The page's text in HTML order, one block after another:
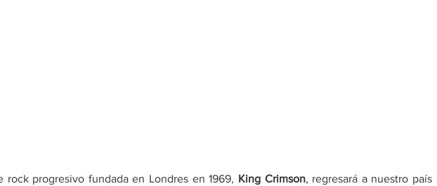
rock progresivo fundada en Londres en 1969, King Crimson, regresará a nuestro país